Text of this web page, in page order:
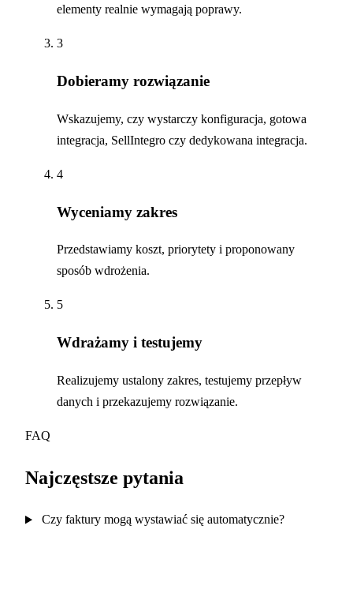
elementy realnie wymagają poprawy.
3
Dobieramy rozwiązanie
Wskazujemy, czy wystarczy konfiguracja, gotowa
integracja, SellIntegro czy dedykowana integracja.
4
Wyceniamy zakres
Przedstawiamy koszt, priorytety i proponowany
sposób wdrożenia.
5
Wdrażamy i testujemy
Realizujemy ustalony zakres, testujemy przepływ
danych i przekazujemy rozwiązanie.
FAQ
Najczęstsze pytania
Czy faktury mogą wystawiać się automatycznie?